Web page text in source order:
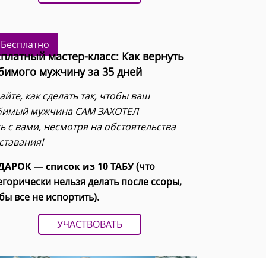
Бесплатно
мастер-класс: Как вернуть
мужчину за 35 дней
как сделать так, чтобы ваш
мужчина САМ ЗАХОТЕЛ
с вами, несмотря на обстоятельства
— список из 10 ТАБУ(что
нельзя делать после ссоры,
все не испортить).
УЧАСТВОВАТЬ